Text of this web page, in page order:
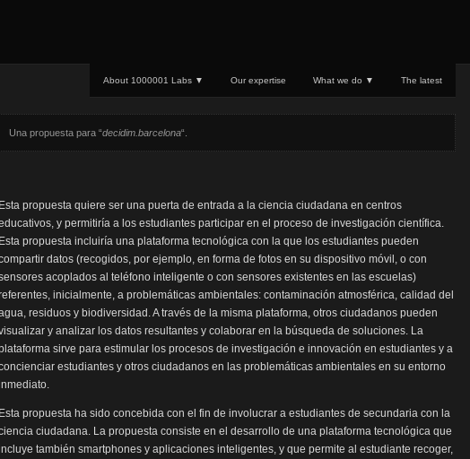
About 1000001 Labs ▼ Our expertise What we do ▼ The latest
Una propuesta para “decidim.barcelona“.
Esta propuesta quiere ser una puerta de entrada a la ciencia ciudadana en centros
y permitiría a los estudiantes participar en el proceso de investigación científica.
Esta propuesta incluiría una plataforma tecnológica con la que los estudiantes pueden
datos (recogidos, por ejemplo, en forma de fotos en su dispositivo móvil, o con
acoplados al teléfono inteligente o con sensores existentes en las escuelas)
inicialmente, a problemáticas ambientales: contaminación atmosférica, calidad del
residuos y biodiversidad. A través de la misma plataforma, otros ciudadanos pueden
y analizar los datos resultantes y colaborar en la búsqueda de soluciones. La
sirve para estimular los procesos de investigación e innovación en estudiantes y a
estudiantes y otros ciudadanos en las problemáticas ambientales en su entorno
Esta propuesta ha sido concebida con el fin de involucrar a estudiantes de secundaria con la
ciudadana. La propuesta consiste en el desarrollo de una plataforma tecnológica que
también smartphones y aplicaciones inteligentes, y que permite al estudiante recoger,